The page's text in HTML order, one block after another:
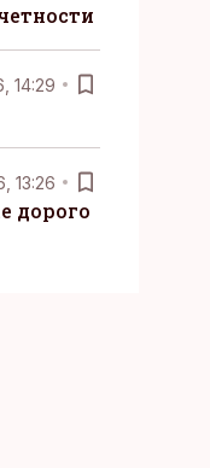
14:29
13:26
дорого